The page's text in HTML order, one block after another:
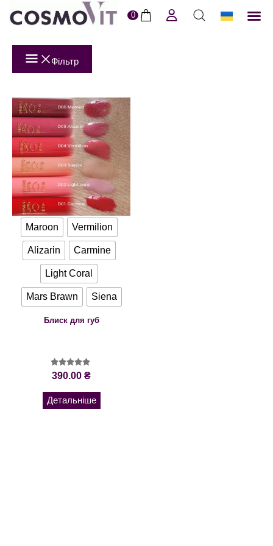
0
Фільтр
Maroon Vermilion
Alizarin Carmine
Light Coral
Mars Brawn Siena
Блиск для губ
Оцінено в
5.00
390.00 ₴
Детальніше